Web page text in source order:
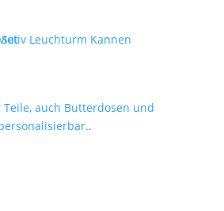
Teile, auch Butterdosen und
.